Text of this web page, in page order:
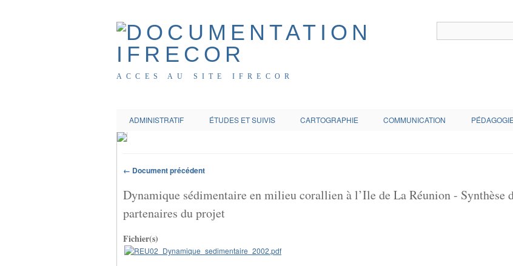
ACCES AU SITE IFRECOR
ADMINISTRATIF ÉTUDES ET SUIVIS CARTOGRAPHIE COMMUNICATION
← Document précédent
Dynamique sédimentaire en milieu corallien à l’Ile de La Réunion - Synthèse
partenaires du projet
Fichier(s)